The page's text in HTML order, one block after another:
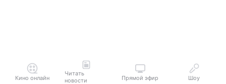
Кино онлайн
Читать
новости
Прямой эфир Шоу